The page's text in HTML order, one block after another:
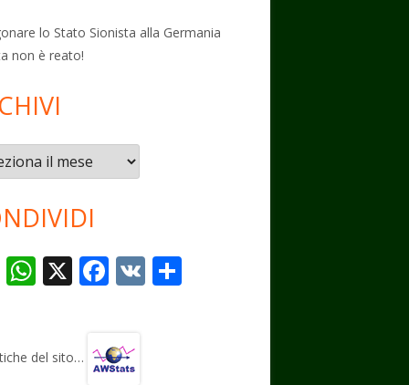
lo Stato Sionista alla Germania
non è reato!
T
gr
W
s
X F
b
V
del sito…